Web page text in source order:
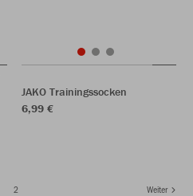
JAKO Trainingssocken
6,99 €
2 Weiter